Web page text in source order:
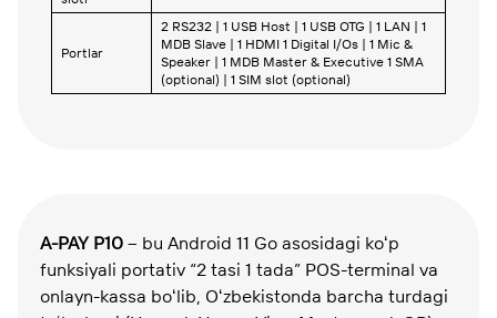
Portlar
2 RS232 | 1 USB Host | 1 USB OTG | 1 LAN | 1
MDB Slave | 1 HDMI 1 Digital I/Os | 1 Mic &
Speaker | 1 MDB Master & Executive 1 SMA
(optional) | 1 SIM slot (optional)
A-PAY P10 – bu Android 11 Go asosidagi koʻp
funksiyali portativ “2 tasi 1 tada” POS-terminal va
onlayn-kassa boʻlib, Oʻzbekistonda barcha turdagi